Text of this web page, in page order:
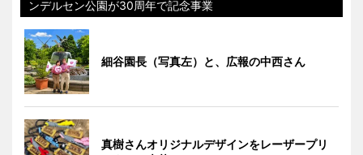
ンデルセン公園が30周年で記念事業
細谷園長（写真左）と、広報の中西さん
真樹さんオリジナルデザインをレーザープリ